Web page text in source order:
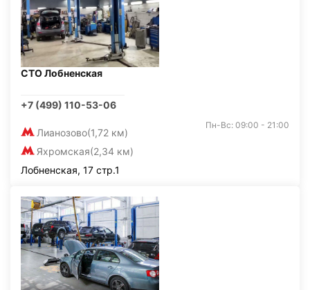
СТО Лобненская
+7 (499) 110-53-06
Лианозово(1,72 км)
Яхромская(2,34 км)
Пн-Вс: 09:00 - 21:00
Лобненская, 17 стр.1